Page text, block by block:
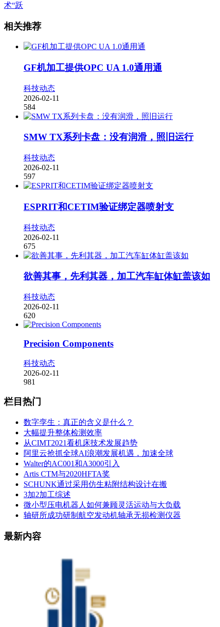
术“跃
相关推荐
GF机加工提供OPC UA 1.0通用通
科技动态
2026-02-11
584
SMW TX系列卡盘：没有润滑，照旧运行
科技动态
2026-02-11
597
ESPRIT和CETIM验证绑定器喷射支
科技动态
2026-02-11
675
欲善其事，先利其器，加工汽车缸体缸盖该如
科技动态
2026-02-11
620
Precision Components
科技动态
2026-02-11
981
栏目热门
数字孪生：真正的含义是什么？
大幅提升整体检测效率
从CIMT2021看机床技术发展趋势
阿里云抢抓全球AI浪潮发展机遇，加速全球
Walter的AC001和A3000引入
Artis CTM与2020HFTA奖
SCHUNK通过采用仿生粘附结构设计在搬
3加2加工综述
微小型压电机器人如何兼顾灵活运动与大负载
轴研所成功研制航空发动机轴承无损检测仪器
最新内容